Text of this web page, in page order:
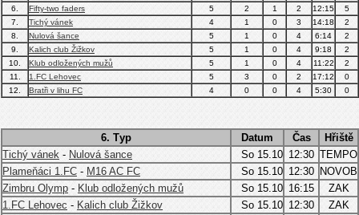
6.
Fifty-two faders 5 2 1 2 12:15
5
7.
Tichý vánek 4 1 0 3 14:18
2
8.
Nulová šance 5 1 0 4 6:14
2
9.
Kalich club Žižkov 5 1 0 4 9:18
2
10.
Klub odložených mužů 5 1 0 4 11:22
2
11.
1.FC Lehovec 5 3 0 2 17:12
0
12.
Bratři v lihu FC 4 0 0 4 5:30 0
6. Тур Datum Čas
Hřiště
Tichý vánek - Nulová šance So 15.10 12:30 TEMPO
Plameňáci 1.FC - M16 AC FC So 15.10 12:30 NOVOB
Zimbru Olymp - Klub odložených mužů So 15.10 16:15
ZAK
1.FC Lehovec - Kalich club Žižkov So 15.10 12:30
ZAK